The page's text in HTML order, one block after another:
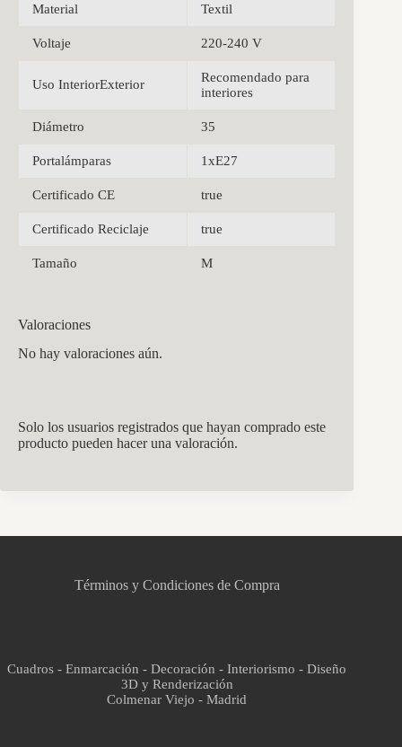
Material Textil
Voltaje 220-240 V
Uso InteriorExterior
Recomendado para
interiores
Diámetro 35
Portalámparas 1xE27
Certificado CE true
Certificado Reciclaje true
Tamaño M
Valoraciones
No hay valoraciones aún.
Solo los usuarios registrados que hayan comprado este
producto pueden hacer una valoración.
Términos y Condiciones de Compra
Cuadros - Enmarcación - Decoración - Interiorismo - Diseño
3D y Renderización
Colmenar Viejo - Madrid
Asistente virtual · En línea